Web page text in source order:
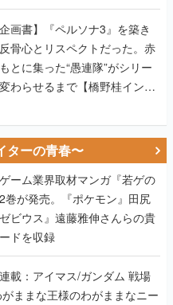
画書】『ペルソナ3』を築き
骨心とリスペクトだった。赤
とに集った“愚連隊”がシリー
わらせるまで【橋野桂インタ
ターの青春〜
ーム業界取材マンガ『若ゲの
巻が発売。『ポケモン』田尻
ビウス』遠藤雅伸さんらの貴
ドを収録
載：アイマス/ガンダム 戦場
ままな王様のわがままなニー